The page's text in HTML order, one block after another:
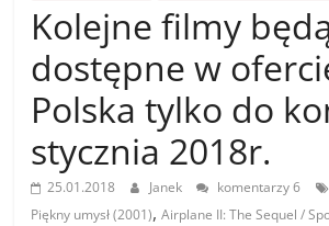
Kolejne filmy
dostępne w
Polska tylko do
stycznia 2018r.
25.01.2018 Janek komentarzy 6
Piękny umysł (2001),Airplane II: The Sequel /